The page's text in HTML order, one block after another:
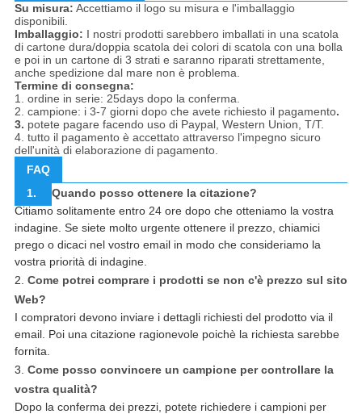
Su misura: Accettiamo il logo su misura e l'imballaggio
disponibili.
Imballaggio: I nostri prodotti sarebbero imballati in una scatola
di cartone dura/doppia scatola dei colori di scatola con una bolla
e poi in un cartone di 3 strati e saranno riparati strettamente,
anche spedizione dal mare non è problema.
Termine di consegna:
1. ordine in serie: 25days dopo la conferma.
2. campione: i 3-7 giorni dopo che avete richiesto il pagamento.
3. potete pagare facendo uso di Paypal, Western Union, T/T.
4. tutto il pagamento è accettato attraverso l'impegno sicuro
dell'unità di elaborazione di pagamento.
FAQ
1.
Quando posso ottenere la citazione?
Citiamo solitamente entro 24 ore dopo che otteniamo la vostra
indagine. Se siete molto urgente ottenere il prezzo, chiamici
prego o dicaci nel vostro email in modo che consideriamo la
vostra priorità di indagine.
2. Come potrei comprare i prodotti se non c'è prezzo sul sito
Web?
I compratori devono inviare i dettagli richiesti del prodotto via il
email. Poi una citazione ragionevole poichè la richiesta sarebbe
fornita.
3. Come posso convincere un campione per controllare la
vostra qualità?
Dopo la conferma dei prezzi, potete richiedere i campioni per